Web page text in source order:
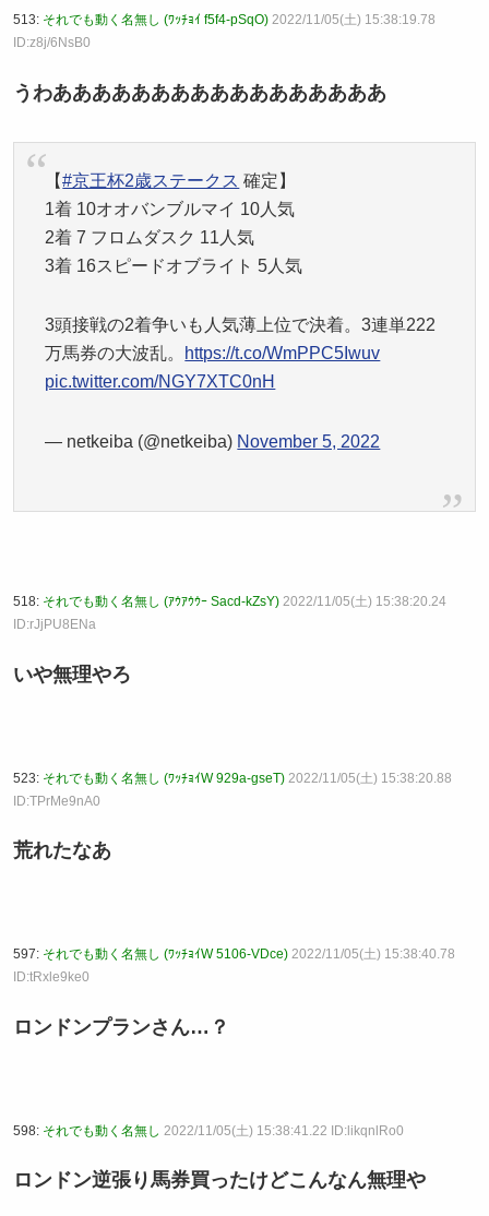
513: それでも動く名無し (ﾜｯﾁｮｲ f5f4-pSqO) 2022/11/05(土) 15:38:19.78
ID:z8j/6NsB0
うわあああああああああああああああああ
【#京王杯2歳ステークス 確定】
1着 10オオバンブルマイ 10人気
2着 7 フロムダスク 11人気
3着 16スピードオブライト 5人気
3頭接戦の2着争いも人気薄上位で決着。3連単222
万馬券の大波乱。 https://t.co/WmPPC5Iwuv
pic.twitter.com/NGY7XTC0nH
— netkeiba (@netkeiba) November 5, 2022
518: それでも動く名無し (ｱｳｱｳｳｰ Sacd-kZsY) 2022/11/05(土) 15:38:20.24
ID:rJjPU8ENa
いや無理やろ
523: それでも動く名無し (ﾜｯﾁｮｲW 929a-gseT) 2022/11/05(土) 15:38:20.88
ID:TPrMe9nA0
荒れたなあ
597: それでも動く名無し (ﾜｯﾁｮｲW 5106-VDce) 2022/11/05(土) 15:38:40.78
ID:tRxle9ke0
ロンドンプランさん…？
598: それでも動く名無し 2022/11/05(土) 15:38:41.22 ID:likqnlRo0
ロンドン逆張り馬券買ったけどこんなん無理や